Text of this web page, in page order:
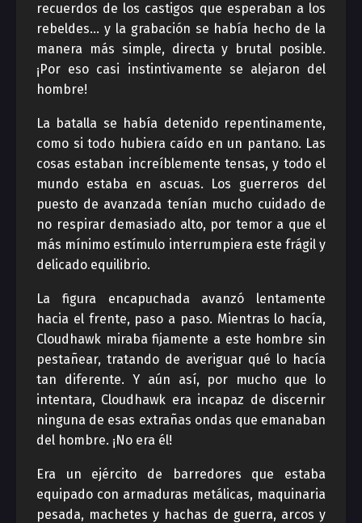
recuerdos de los castigos que esperaban a los
rebeldes… y la grabación se había hecho de la
manera más simple, directa y brutal posible.
¡Por eso casi instintivamente se alejaron del
hombre!
La batalla se había detenido repentinamente,
como si todo hubiera caído en un pantano. Las
cosas estaban increíblemente tensas, y todo el
mundo estaba en ascuas. Los guerreros del
puesto de avanzada tenían mucho cuidado de
no respirar demasiado alto, por temor a que el
más mínimo estímulo interrumpiera este frágil y
delicado equilibrio.
La figura encapuchada avanzó lentamente
hacia el frente, paso a paso. Mientras lo hacía,
Cloudhawk miraba fijamente a este hombre sin
pestañear, tratando de averiguar qué lo hacía
tan diferente. Y aún así, por mucho que lo
intentara, Cloudhawk era incapaz de discernir
ninguna de esas extrañas ondas que emanaban
del hombre. ¡No era él!
Era un ejército de barredores que estaba
equipado con armaduras metálicas, maquinaria
pesada, machetes y hachas de guerra, arcos y